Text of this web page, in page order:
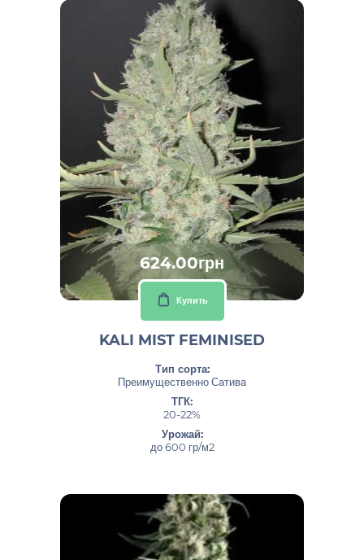
624.00грн
Купить
KALI MIST FEMINISED
Тип сорта:
Преимущественно Сатива
ТГК:
20-22%
Урожай:
до 600 гр/м2